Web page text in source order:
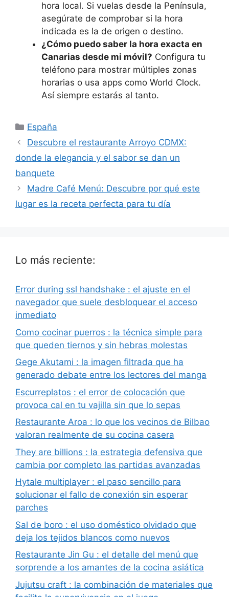
hora local. Si vuelas desde la Península,
asegúrate de comprobar si la hora
indicada es la de origen o destino.
¿Cómo puedo saber la hora exacta en
Canarias desde mi móvil? Configura tu
teléfono para mostrar múltiples zonas
horarias o usa apps como World Clock.
Así siempre estarás al tanto.
Categorías
España
Descubre el restaurante Arroyo CDMX:
donde la elegancia y el sabor se dan un
banquete
Madre Café Menú: Descubre por qué este
lugar es la receta perfecta para tu día
Lo más reciente:
Error during ssl handshake : el ajuste en el
navegador que suele desbloquear el acceso
inmediato
Como cocinar puerros : la técnica simple para
que queden tiernos y sin hebras molestas
Gege Akutami : la imagen filtrada que ha
generado debate entre los lectores del manga
Escurreplatos : el error de colocación que
provoca cal en tu vajilla sin que lo sepas
Restaurante Aroa : lo que los vecinos de Bilbao
valoran realmente de su cocina casera
They are billions : la estrategia defensiva que
cambia por completo las partidas avanzadas
Hytale multiplayer : el paso sencillo para
solucionar el fallo de conexión sin esperar
parches
Sal de boro : el uso doméstico olvidado que
deja los tejidos blancos como nuevos
Restaurante Jin Gu : el detalle del menú que
sorprende a los amantes de la cocina asiática
Jujutsu craft : la combinación de materiales que